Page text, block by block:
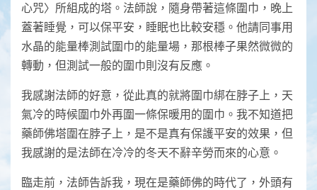
心咒〉所組成的塔。法師說，隨身帶著這條圍巾，晚上
蓋著睡覺，可以保平安，睡眠也比較安穩。他請同事用
水晶的能量棒測試圍巾的能量場，那根棒子果然微微的
轉動，但測試一般的圍巾則沒有反應。
我感謝法師的好意，從此真的就將圍巾綁在脖子上，天
氣冷的時候圍巾外再圍一條保暖用的圍巾。我不知道把
藥師佛塔圍在脖子上，是不是真有保護平安的效果，但
我感謝的是法師在冷冷的冬天不辭辛勞而來的心意。
臨走前，法師告訴我，現在是藥師佛的時代了，外頭有